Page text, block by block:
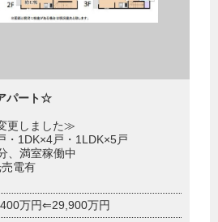
パート☆
更しました≫
・1DK×4戸・1LDK×5戸
、満室稼働中
電有
万円⇐29,900万円